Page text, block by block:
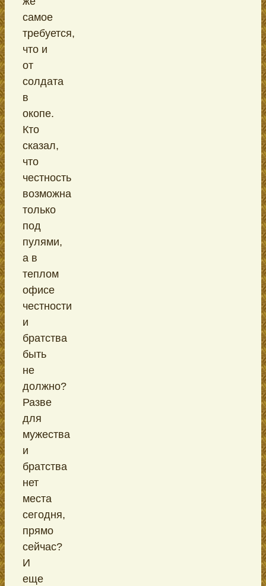
самое
требуется,
что и
от
солдата
в
окопе.
Кто
сказал,
что
честность
возможна
только
под
пулями,
а в
теплом
офисе
честности
и
братства
быть
не
должно?
Разве
для
мужества
и
братства
нет
места
сегодня,
прямо
сейчас?
И
еще